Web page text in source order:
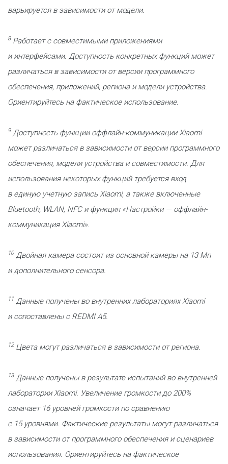
варьируется в зависимости от модели.
8Работает с совместимыми приложениями
и интерфейсами. Доступность конкретных функций может
различаться в зависимости от версии программного
обеспечения, приложений, региона и модели устройства.
Ориентируйтесь на фактическое использование.
9Доступность функции оффлайн-коммуникации Xiaomi
может различаться в зависимости от версии программного
обеспечения, модели устройства и совместимости. Для
использования некоторых функций требуется вход
в единую учетную запись Xiaomi, а также включенные
Bluetooth, WLAN, NFC и функция «Настройки — оффлайн-
коммуникация Xiaomi».
10Двойная камера состоит из основной камеры на 13 Мп
и дополнительного сенсора.
11 Данные получены во внутренних лабораториях Xiaomi
и сопоставлены с REDMI A5.
12Цвета могут различаться в зависимости от региона.
13Данные получены в результате испытаний во внутренней
лаборатории Xiaomi. Увеличение громкости до 200%
означает 16 уровней громкости по сравнению
с 15 уровнями. Фактические результаты могут различаться
в зависимости от программного обеспечения и сценариев
использования. Ориентируйтесь на фактическое